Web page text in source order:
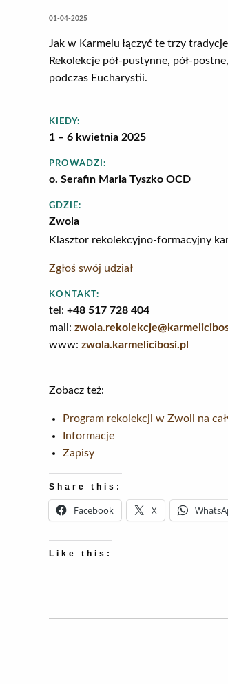
01-04-2025
Jak w Karmelu łączyć te trzy
Rekolekcje pół-pustynne, pół-
podczas Eucharystii.
KIEDY:
1 – 6 kwietnia 2025
PROWADZI:
o. Serafin Maria Tyszko OCD
GDZIE:
Zwola
Klasztor rekolekcyjno-formacyjny
Zgłoś swój udział
KONTAKT:
tel: +48 517 728 404
mail:
www: zwola.karmelicibosi.pl
Zobacz też:
Program rekolekcji w Zwoli na
Informacje
Zapisy
Share this:
Facebook X
Like this: